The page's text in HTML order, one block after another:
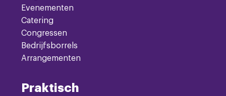
Evenementen
Catering
Congressen
Bedrijfsborrels
Arrangementen
Praktisch